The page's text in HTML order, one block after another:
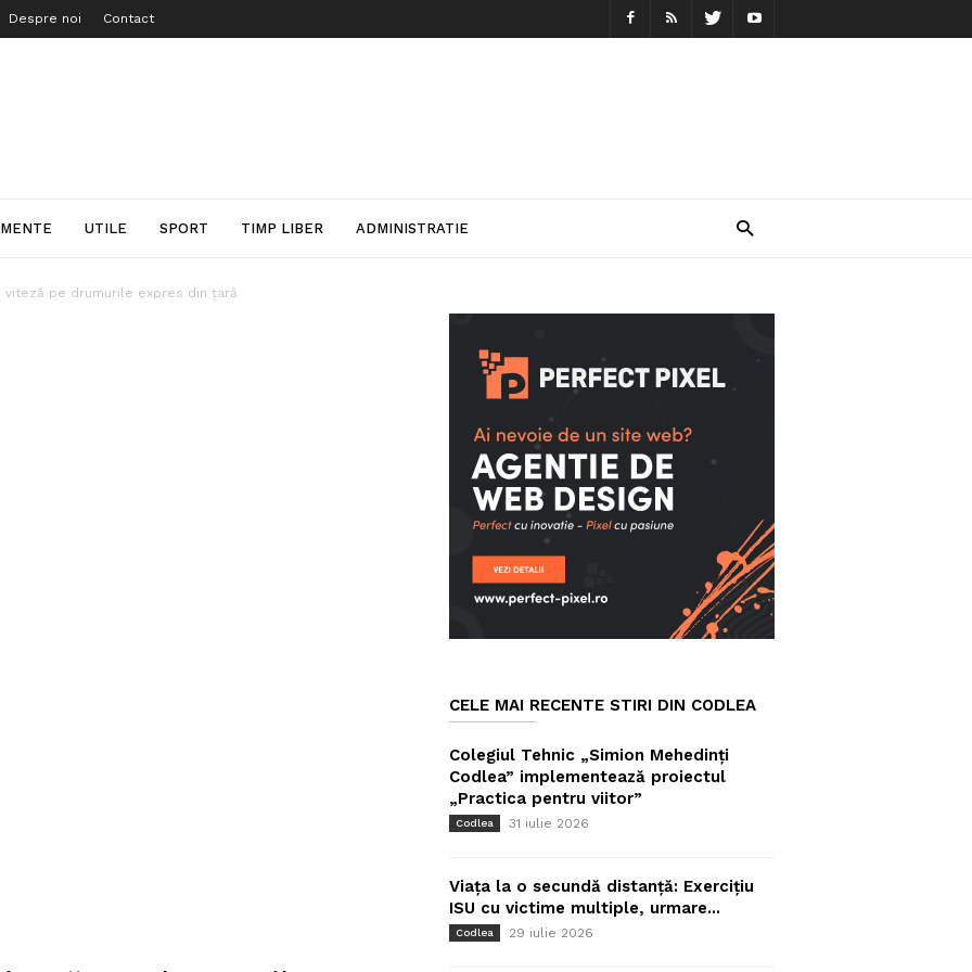
Despre noi Contact
UTILE SPORT TIMP LIBER ADMINISTRATIE
viteză pe drumurile expres din țară
CELE MAI RECENTE STIRI DIN CODLEA
Colegiul Tehnic „Simion Mehedinți
Codlea” implementează proiectul
„Practica pentru viitor”
Codlea 31 iulie 2026
Viața la o secundă distanță: Exercițiu
ISU cu victime multiple, urmare...
Codlea 29 iulie 2026